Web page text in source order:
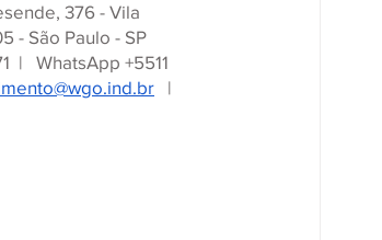
376 - Vila
- São Paulo - SP
|   WhatsApp +5511
   |